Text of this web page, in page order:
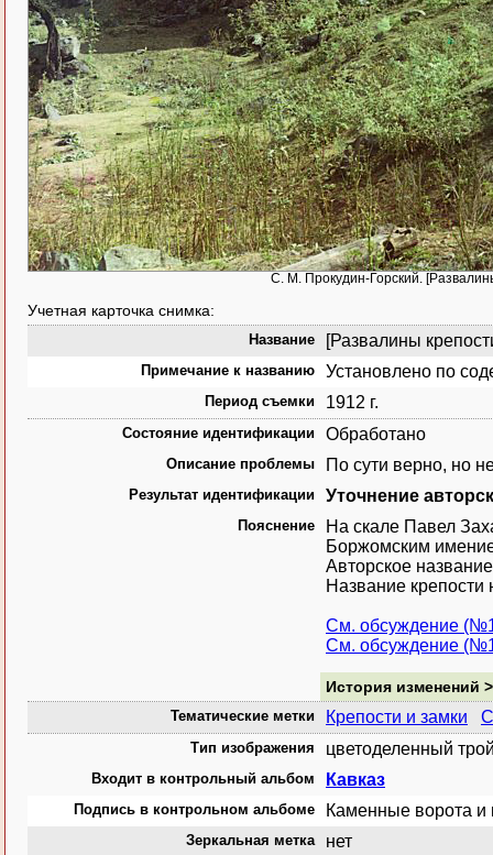
С. М. Прокудин-Горский.
Учетная карточка снимка:
Название [Развалины
Примечание к названию Установлено по
Период съемки 1912 г.
Состояние идентификации Обработано
Описание проблемы По сути верно, но
Результат идентификации Уточнение
Пояснение
На скале Павел
Боржомским
Авторское
Название крепости
См. обсуждение
См. обсуждение
История изменений
Тематические метки Крепости и замки
Тип изображения цветоделенный
Входит в контрольный альбом Кавказ
Подпись в контрольном альбоме Каменные ворота и
Зеркальная метка нет